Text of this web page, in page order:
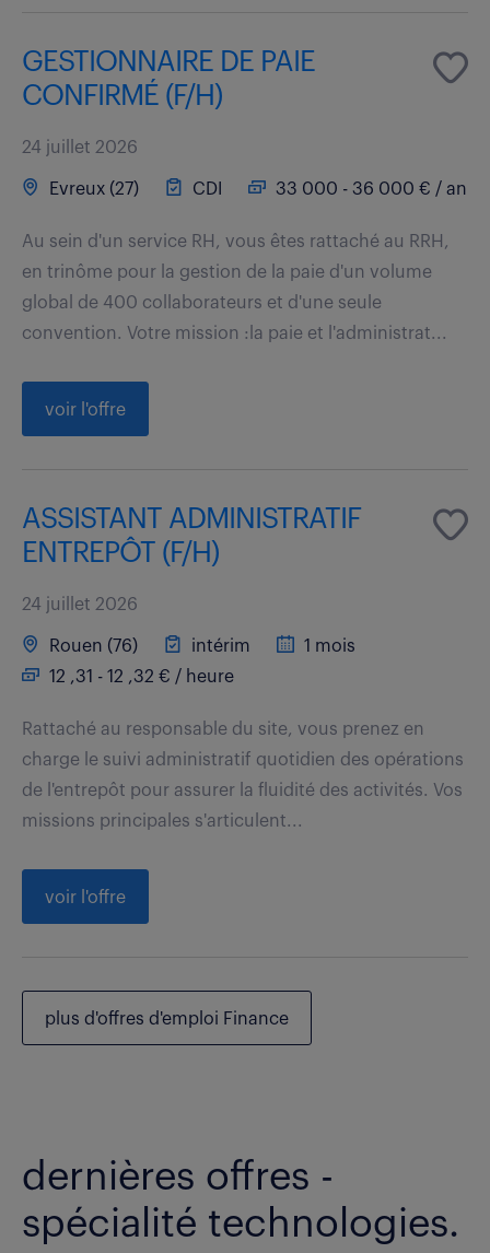
GESTIONNAIRE DE PAIE
CONFIRMÉ (F/H)
24 juillet 2026
Evreux (27) CDI 33 000 - 36 000 € / an
Au sein d'un service RH, vous êtes rattaché au RRH,
en trinôme pour la gestion de la paie d'un volume
global de 400 collaborateurs et d'une seule
convention. Votre mission :la paie et l'administrat...
voir l'offre
ASSISTANT ADMINISTRATIF
ENTREPÔT (F/H)
24 juillet 2026
Rouen (76) intérim
1 mois
12 ,31 - 12 ,32 € / heure
Rattaché au responsable du site, vous prenez en
charge le suivi administratif quotidien des opérations
de l'entrepôt pour assurer la fluidité des activités. Vos
missions principales s'articulent...
voir l'offre
plus d'offres d'emploi Finance
dernières offres -
spécialité technologies.